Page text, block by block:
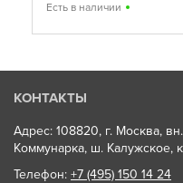
Есть в наличии
КОНТАКТЫ
Адрес: 108820, г. Москва,
Коммунарка, ш. Калужское,
Телефон: +7 (495) 150 14 24